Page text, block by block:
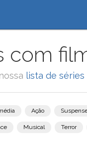
com
lista de séries
Ação
Musical Terror